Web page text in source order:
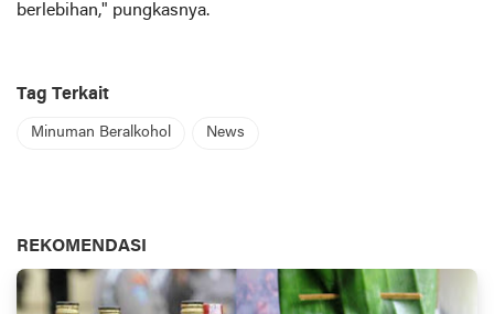
berlebihan," pungkasnya.
Tag Terkait
Minuman Beralkohol News
REKOMENDASI